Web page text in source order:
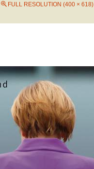
FULL RESOLUTION (400 × 618)